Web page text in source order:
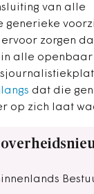
van alle
generieke
zorgen
in alle
dat die
op zich laat